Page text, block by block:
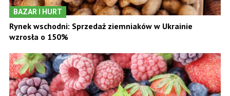
BAZAR I HURT
Rynek wschodni: Sprzedaż ziemniaków w Ukrainie
wzrosła o 150%